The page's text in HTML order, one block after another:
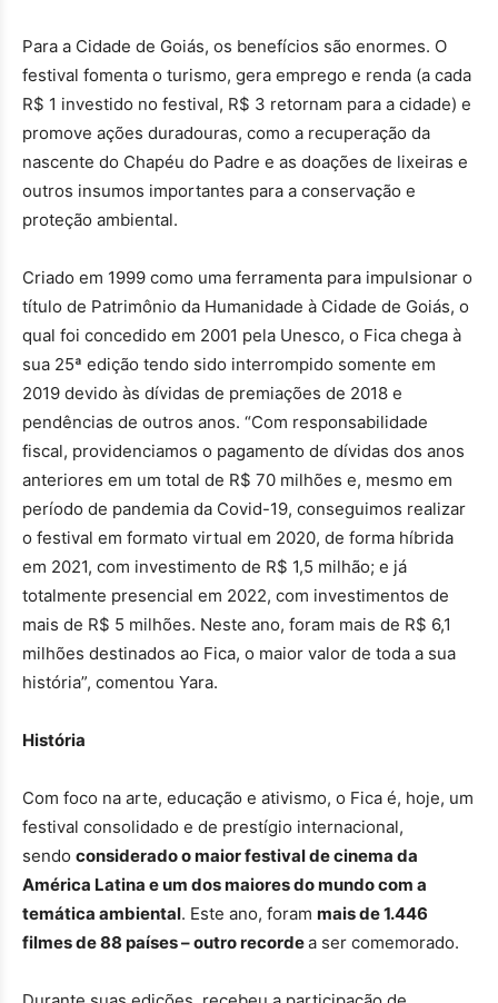
Para a Cidade de Goiás, os benefícios são enormes. O
festival fomenta o turismo, gera emprego e renda (a cada
R$ 1 investido no festival, R$ 3 retornam para a cidade) e
promove ações duradouras, como a recuperação da
nascente do Chapéu do Padre e as doações de lixeiras e
outros insumos importantes para a conservação e
proteção ambiental.
Criado em 1999 como uma ferramenta para impulsionar o
título de Patrimônio da Humanidade à Cidade de Goiás, o
qual foi concedido em 2001 pela Unesco, o Fica chega à
sua 25ª edição tendo sido interrompido somente em
2019 devido às dívidas de premiações de 2018 e
pendências de outros anos. “Com responsabilidade
fiscal, providenciamos o pagamento de dívidas dos anos
anteriores em um total de R$ 70 milhões e, mesmo em
período de pandemia da Covid-19, conseguimos realizar
o festival em formato virtual em 2020, de forma híbrida
em 2021, com investimento de R$ 1,5 milhão; e já
totalmente presencial em 2022, com investimentos de
mais de R$ 5 milhões. Neste ano, foram mais de R$ 6,1
milhões destinados ao Fica, o maior valor de toda a sua
história”, comentou Yara.
História
Com foco na arte, educação e ativismo, o Fica é, hoje, um
festival consolidado e de prestígio internacional,
sendo considerado o maior festival de cinema da
América Latina e um dos maiores do mundo com a
temática ambiental. Este ano, foram mais de 1.446
filmes de 88 países – outro recordea ser comemorado.